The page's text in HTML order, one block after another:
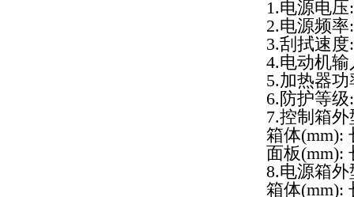
1.电源电
2.电源频率
3.刮拭速度
4.电动机输
5.加热器功
6.防护等级
7.控制箱
箱体(mm):
面板(mm):
8.电源箱外
箱体(mm):